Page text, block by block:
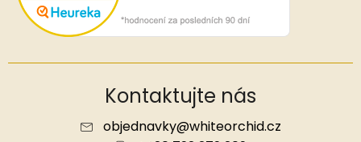
Kontaktujte nás
objednavky@whiteorchid.cz